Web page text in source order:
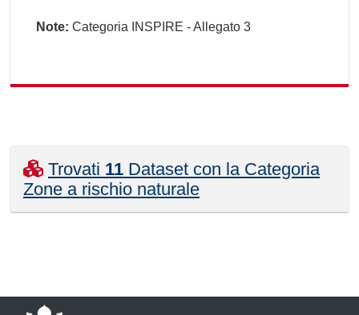
Note: Categoria INSPIRE - Allegato 3
Trovati 11 Dataset con la Categoria
Zone a rischio naturale